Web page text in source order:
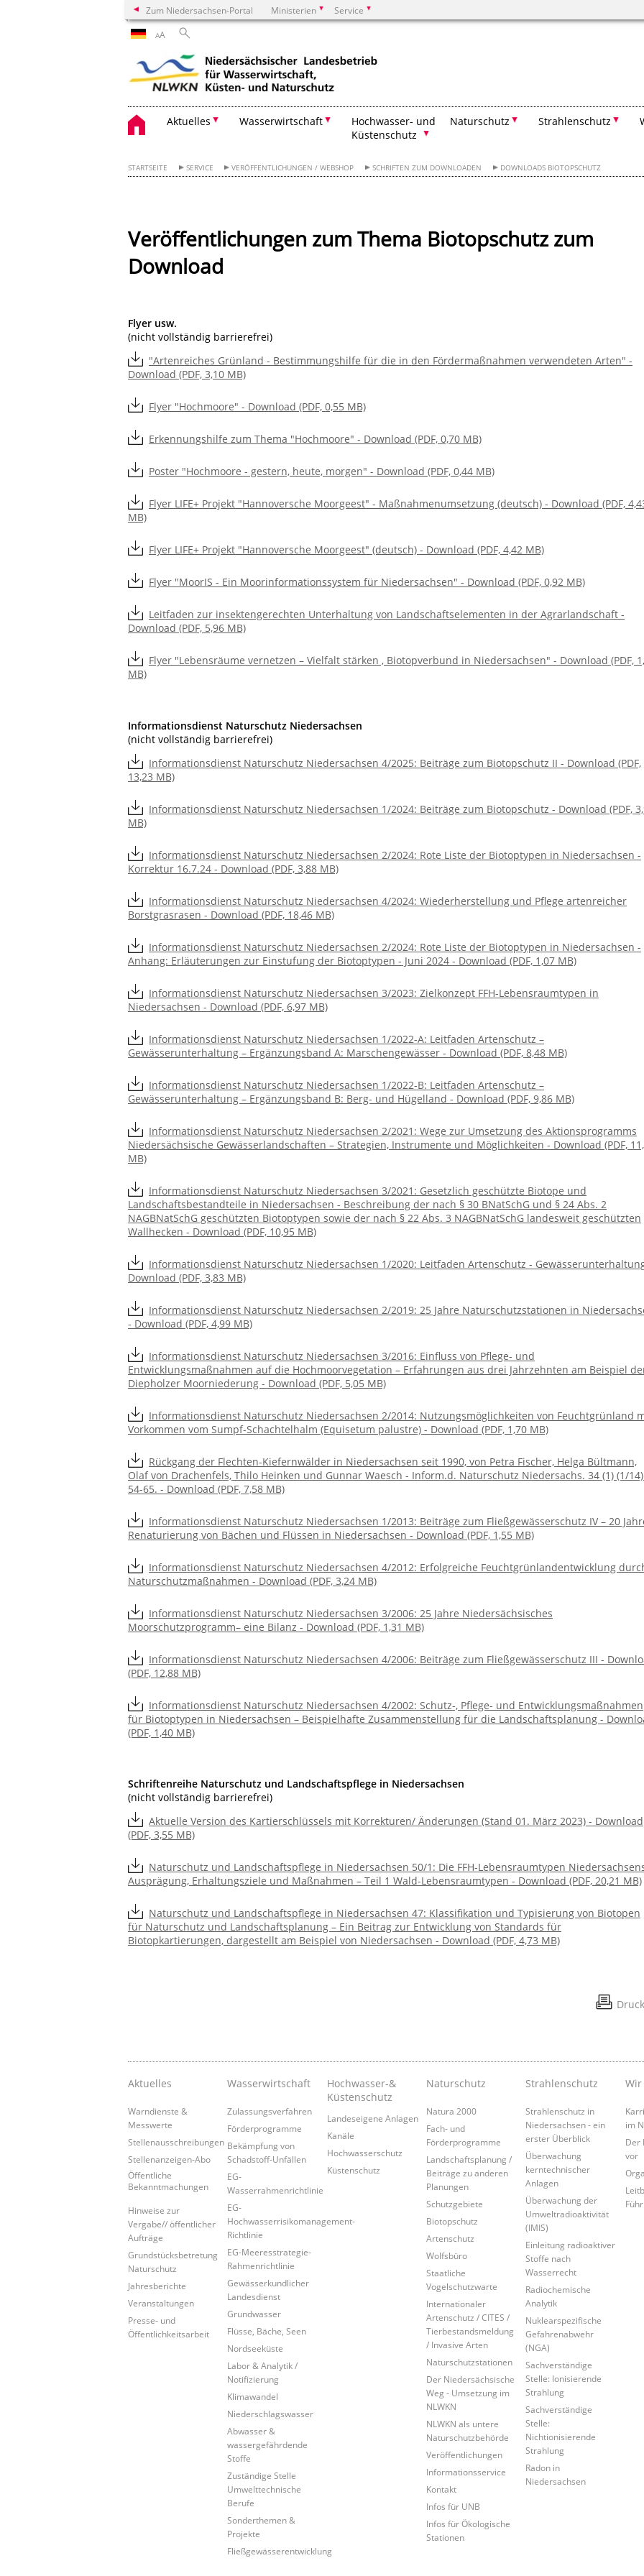
Zum Niedersachsen-Portal Ministerien Service
AA
Aktuelles Wasserwirtschaft
Hochwasser- und
Küstenschutz
Naturschutz Strahlenschutz
STARTSEITE SERVICE VERÖFFENTLICHUNGEN / WEBSHOP SCHRIFTEN ZUM DOWNLOADEN DOWNLOADS BIOTOPSCHUTZ
Veröffentlichungen zum Thema Biotopschutz zum
Download
Flyer usw.
(nicht vollständig barrierefrei)
"Artenreiches Grünland - Bestimmungshilfe für die in den Fördermaßnahmen verwendeten Arten" -
Download (PDF, 3,10 MB)
Flyer "Hochmoore" - Download (PDF, 0,55 MB)
Erkennungshilfe zum Thema "Hochmoore" - Download (PDF, 0,70 MB)
Poster "Hochmoore - gestern, heute, morgen" - Download (PDF, 0,44 MB)
Flyer LIFE+ Projekt "Hannoversche Moorgeest" - Maßnahmenumsetzung (deutsch) - Download (PDF,
MB)
Flyer LIFE+ Projekt "Hannoversche Moorgeest" (deutsch) - Download (PDF, 4,42 MB)
Flyer "MoorIS - Ein Moorinformationssystem für Niedersachsen" - Download (PDF, 0,92 MB)
Leitfaden zur insektengerechten Unterhaltung von Landschaftselementen in der Agrarlandschaft -
Download (PDF, 5,96 MB)
Flyer "Lebensräume vernetzen – Vielfalt stärken , Biotopverbund in Niedersachsen" - Download (PDF,
MB)
Informationsdienst Naturschutz Niedersachsen
(nicht vollständig barrierefrei)
Informationsdienst Naturschutz Niedersachsen 4/2025: Beiträge zum Biotopschutz II - Download (PDF,
13,23 MB)
Informationsdienst Naturschutz Niedersachsen 1/2024: Beiträge zum Biotopschutz - Download (PDF,
MB)
Informationsdienst Naturschutz Niedersachsen 2/2024: Rote Liste der Biotoptypen in Niedersachsen -
Korrektur 16.7.24 - Download (PDF, 3,88 MB)
Informationsdienst Naturschutz Niedersachsen 4/2024: Wiederherstellung und Pflege artenreicher
Borstgrasrasen - Download (PDF, 18,46 MB)
Informationsdienst Naturschutz Niedersachsen 2/2024: Rote Liste der Biotoptypen in Niedersachsen -
Anhang: Erläuterungen zur Einstufung der Biotoptypen - Juni 2024 - Download (PDF, 1,07 MB)
Informationsdienst Naturschutz Niedersachsen 3/2023: Zielkonzept FFH-Lebensraumtypen in
Niedersachsen - Download (PDF, 6,97 MB)
Informationsdienst Naturschutz Niedersachsen 1/2022-A: Leitfaden Artenschutz –
Gewässerunterhaltung – Ergänzungsband A: Marschengewässer - Download (PDF, 8,48 MB)
Informationsdienst Naturschutz Niedersachsen 1/2022-B: Leitfaden Artenschutz –
Gewässerunterhaltung – Ergänzungsband B: Berg- und Hügelland - Download (PDF, 9,86 MB)
Informationsdienst Naturschutz Niedersachsen 2/2021: Wege zur Umsetzung des Aktionsprogramms
Niedersächsische Gewässerlandschaften – Strategien, Instrumente und Möglichkeiten - Download (PDF,
MB)
Informationsdienst Naturschutz Niedersachsen 3/2021: Gesetzlich geschützte Biotope und
Landschaftsbestandteile in Niedersachsen - Beschreibung der nach § 30 BNatSchG und § 24 Abs. 2
NAGBNatSchG geschützten Biotoptypen sowie der nach § 22 Abs. 3 NAGBNatSchG landesweit geschützten
Wallhecken - Download (PDF, 10,95 MB)
Informationsdienst Naturschutz Niedersachsen 1/2020: Leitfaden Artenschutz -
Download (PDF, 3,83 MB)
Informationsdienst Naturschutz Niedersachsen 2/2019: 25 Jahre Naturschutzstationen in
- Download (PDF, 4,99 MB)
Informationsdienst Naturschutz Niedersachsen 3/2016: Einfluss von Pflege- und
Entwicklungsmaßnahmen auf die Hochmoorvegetation – Erfahrungen aus drei Jahrzehnten am Beispiel
Diepholzer Moorniederung - Download (PDF, 5,05 MB)
Informationsdienst Naturschutz Niedersachsen 2/2014: Nutzungsmöglichkeiten von Feuchtgrünland
Vorkommen vom Sumpf-Schachtelhalm (Equisetum palustre) - Download (PDF, 1,70 MB)
Rückgang der Flechten-Kiefernwälder in Niedersachsen seit 1990, von Petra Fischer, Helga Bültmann,
Olaf von Drachenfels, Thilo Heinken und Gunnar Waesch - Inform.d. Naturschutz Niedersachs. 34 (1) (1/
54-65. - Download (PDF, 7,58 MB)
Informationsdienst Naturschutz Niedersachsen 1/2013: Beiträge zum Fließgewässerschutz IV – 20
Renaturierung von Bächen und Flüssen in Niedersachsen - Download (PDF, 1,55 MB)
Informationsdienst Naturschutz Niedersachsen 4/2012: Erfolgreiche Feuchtgrünlandentwicklung
Naturschutzmaßnahmen - Download (PDF, 3,24 MB)
Informationsdienst Naturschutz Niedersachsen 3/2006: 25 Jahre Niedersächsisches
Moorschutzprogramm– eine Bilanz - Download (PDF, 1,31 MB)
Informationsdienst Naturschutz Niedersachsen 4/2006: Beiträge zum Fließgewässerschutz III -
(PDF, 12,88 MB)
Informationsdienst Naturschutz Niedersachsen 4/2002: Schutz-, Pflege- und Entwicklungsmaßnahmen
für Biotoptypen in Niedersachsen – Beispielhafte Zusammenstellung für die Landschaftsplanung -
(PDF, 1,40 MB)
Schriftenreihe Naturschutz und Landschaftspflege in Niedersachsen
(nicht vollständig barrierefrei)
Aktuelle Version des Kartierschlüssels mit Korrekturen/ Änderungen (Stand 01. März 2023) - Download
(PDF, 3,55 MB)
Naturschutz und Landschaftspflege in Niedersachsen 50/1: Die FFH-Lebensraumtypen
Ausprägung, Erhaltungsziele und Maßnahmen – Teil 1 Wald-Lebensraumtypen - Download (PDF, 20,21 MB)
Naturschutz und Landschaftspflege in Niedersachsen 47: Klassifikation und Typisierung von Biotopen
für Naturschutz und Landschaftsplanung – Ein Beitrag zur Entwicklung von Standards für
Biotopkartierungen, dargestellt am Beispiel von Niedersachsen - Download (PDF, 4,73 MB)
Aktuelles
Warndienste &
Messwerte
Stellenausschreibungen
Stellenanzeigen-Abo
Öffentliche
Bekanntmachungen
Hinweise zur
Vergabe// öffentlicher
Aufträge
Grundstücksbetretung
Naturschutz
Jahresberichte
Veranstaltungen
Presse- und
Öffentlichkeitsarbeit
Wasserwirtschaft
Zulassungsverfahren
Förderprogramme
Bekämpfung von
Schadstoff-Unfällen
EG-
Wasserrahmenrichtlinie
EG-
Hochwasserrisikomanagement-
Richtlinie
EG-Meeresstrategie-
Rahmenrichtlinie
Gewässerkundlicher
Landesdienst
Grundwasser
Flüsse, Bäche, Seen
Nordseeküste
Labor & Analytik /
Notifizierung
Klimawandel
Niederschlagswasser
Abwasser &
wassergefährdende
Stoffe
Zuständige Stelle
Umwelttechnische
Berufe
Sonderthemen &
Projekte
Fließgewässerentwicklung
Hochwasser-&
Küstenschutz
Landeseigene Anlagen
Kanäle
Hochwasserschutz
Küstenschutz
Naturschutz
Natura 2000
Fach- und
Förderprogramme
Landschaftsplanung /
Beiträge zu anderen
Planungen
Schutzgebiete
Biotopschutz
Artenschutz
Wolfsbüro
Staatliche
Vogelschutzwarte
Internationaler
Artenschutz / CITES /
Tierbestandsmeldung
/ Invasive Arten
Naturschutzstationen
Der Niedersächsische
Weg - Umsetzung im
NLWKN
NLWKN als untere
Naturschutzbehörde
Veröffentlichungen
Informationsservice
Kontakt
Infos für UNB
Infos für Ökologische
Stationen
Strahlenschutz
Strahlenschutz in
Niedersachsen - ein
erster Überblick
Überwachung
kerntechnischer
Anlagen
Überwachung der
Umweltradioaktivität
(IMIS)
Einleitung radioaktiver
Stoffe nach
Wasserrecht
Radiochemische
Analytik
Nuklearspezifische
Gefahrenabwehr
(NGA)
Sachverständige
Stelle: Ionisierende
Strahlung
Sachverständige
Stelle:
Nichtionisierende
Strahlung
Radon in
Niedersachsen
im
Der
vor